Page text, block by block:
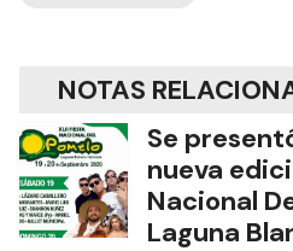
NOTAS
Se
nueva
Nacional
Laguna